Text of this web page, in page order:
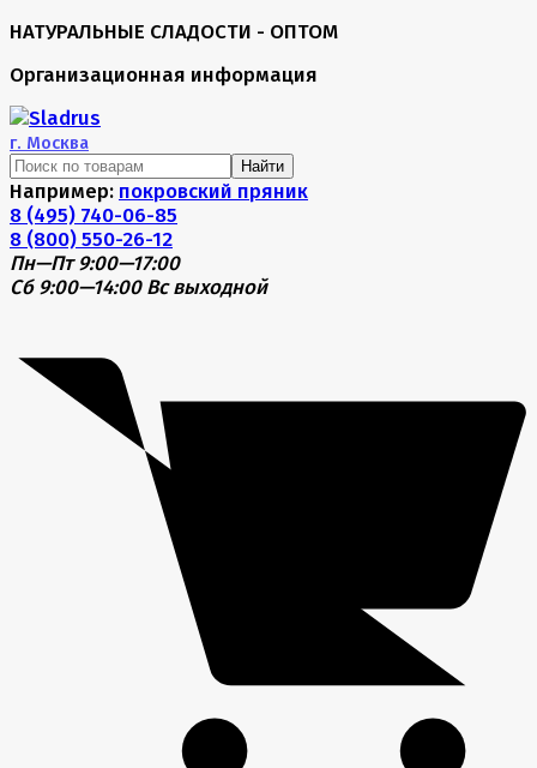
НАТУРАЛЬНЫЕ СЛАДОСТИ - ОПТОМ
Организационная информация
г. Москва
Найти
Например: покровский пряник
8 (495) 740-06-85
8 (800) 550-26-12
Пн—Пт 9:00—17:00
Сб 9:00—14:00 Вс выходной